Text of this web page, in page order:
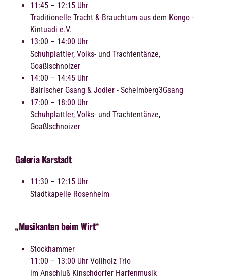
11:45 – 12:15 Uhr
Traditionelle Tracht & Brauchtum aus dem Kongo -
Kintuadi e.V.
13:00 – 14:00 Uhr
Schuhplattler, Volks- und Trachtentänze,
Goaßlschnoizer
14:00 – 14:45 Uhr
Bairischer Gsang & Jodler - Schelmberg3Gsang
17:00 – 18:00 Uhr
Schuhplattler, Volks- und Trachtentänze,
Goaßlschnoizer
Galeria Karstadt
11:30 – 12:15 Uhr
Stadtkapelle Rosenheim
„Musikanten beim Wirt“
Stockhammer
11:00 – 13:00 Uhr Vollholz Trio
im Anschluß Kinschdorfer Harfenmusik